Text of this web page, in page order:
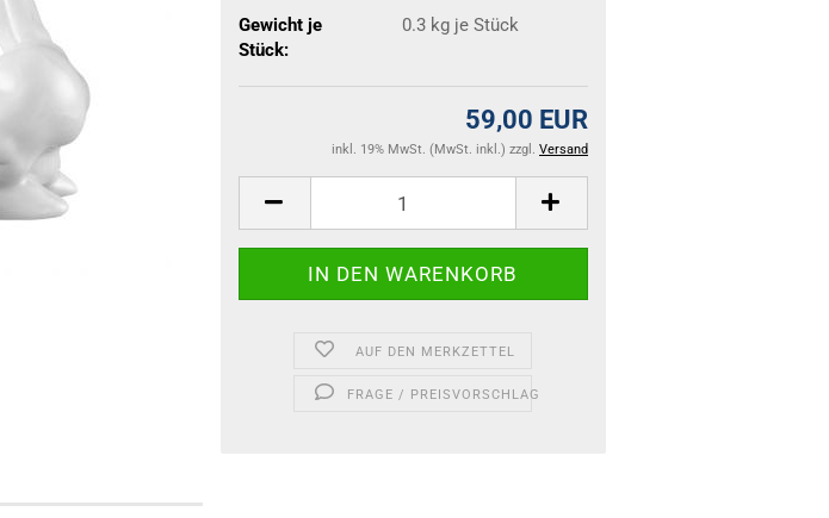
Gewicht je
Stück:
0.3kg je Stück
59,00 EUR
inkl. 19% MwSt. (MwSt. inkl.) zzgl. Versand
AUF DEN MERKZETTEL
FRAGE / PREISVORSCHLAG